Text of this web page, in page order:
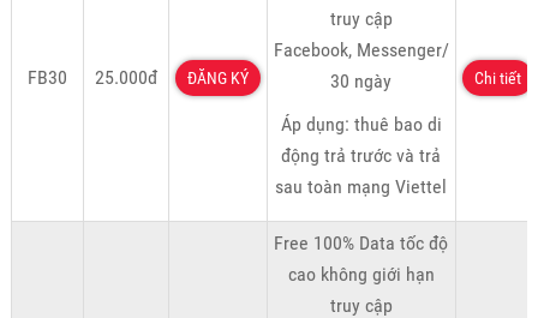
FB30 25.000đ ĐĂNG KÝ
truy cập
Facebook, Messenger/
30 ngày
Áp dụng: thuê bao di
động trả trước và trả
sau toàn mạng Viettel
Chi tiết
Free 100% Data tốc độ
cao không giới hạn
truy cập